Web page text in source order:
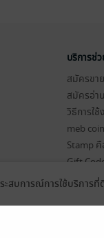
บริการช่
สมัครขา
สมัครอ่า
วิธีการใช้
meb coin
Stamp คื
Gift
เงื่อนไขใ
ะสบการณ์การใช้บริก